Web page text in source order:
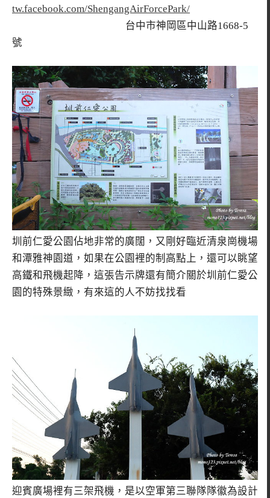
tw.facebook.com/ShengangAirForcePark/
台中市神岡區中山路1668-5
號
圳前仁愛公園佔地非常的廣闊，又剛好臨近清泉崗機場
和潭雅神園道，如果在公園裡的制高點上，還可以眺望
高鐵和飛機起降，這張告示牌還有簡介關於圳前仁愛公
園的特殊景緻，有來這的人不妨找找看
迎賓廣場裡有三架飛機，是以空軍第三聯隊隊徽為設計